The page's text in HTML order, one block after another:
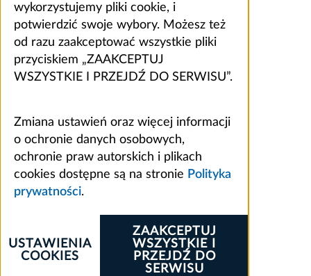
wykorzystujemy pliki cookie, i
potwierdzić swoje wybory. Możesz też
od razu zaakceptować wszystkie pliki
przyciskiem „ZAAKCEPTUJ
WSZYSTKIE I PRZEJDŹ DO SERWISU”.
Zmiana ustawień oraz więcej informacji
o ochronie danych osobowych,
ochronie praw autorskich i plikach
cookies dostępne są na stronie Polityka
prywatności.
ZAAKCEPTUJ
WSZYSTKIE I
PRZEJDŹ DO
SERWISU
USTAWIENIA
COOKIES